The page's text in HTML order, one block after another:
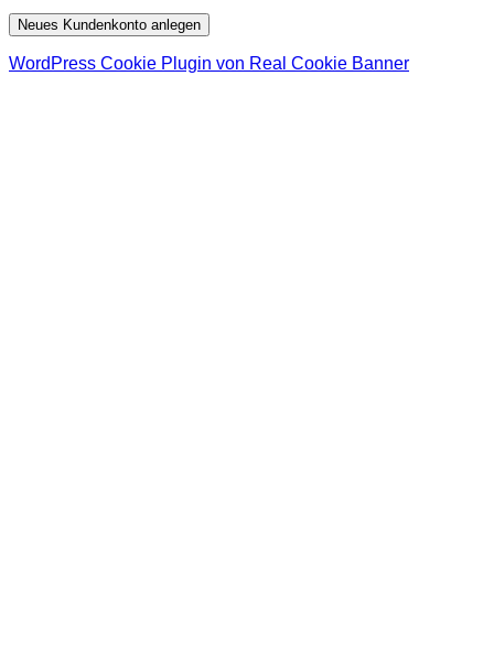
Neues Kundenkonto anlegen
WordPress Cookie Plugin von Real Cookie Banner